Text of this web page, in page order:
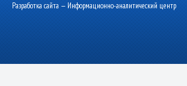
Разработка сайта — Информационно-аналитический центр